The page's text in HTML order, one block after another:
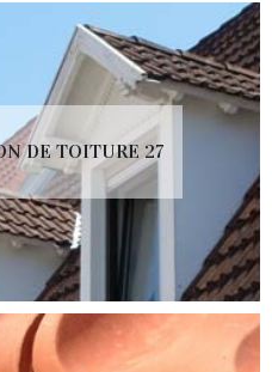
DE TOITURE 27